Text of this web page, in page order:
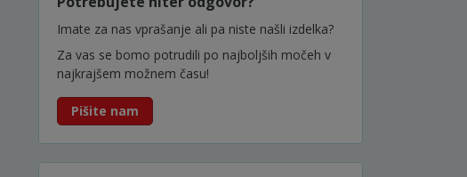
Imate za nas vprašanje ali pa niste našli izdelka?
Za vas se bomo potrudili po najboljših močeh v
najkrajšem možnem času!
Pišite nam